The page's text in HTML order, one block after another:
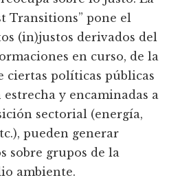
Transitions” pone el
(in)justos derivados del
en curso, de la
ciertas políticas públicas
y encaminadas a
sectorial (energía,
pueden generar
sobre grupos de la
ambiente.